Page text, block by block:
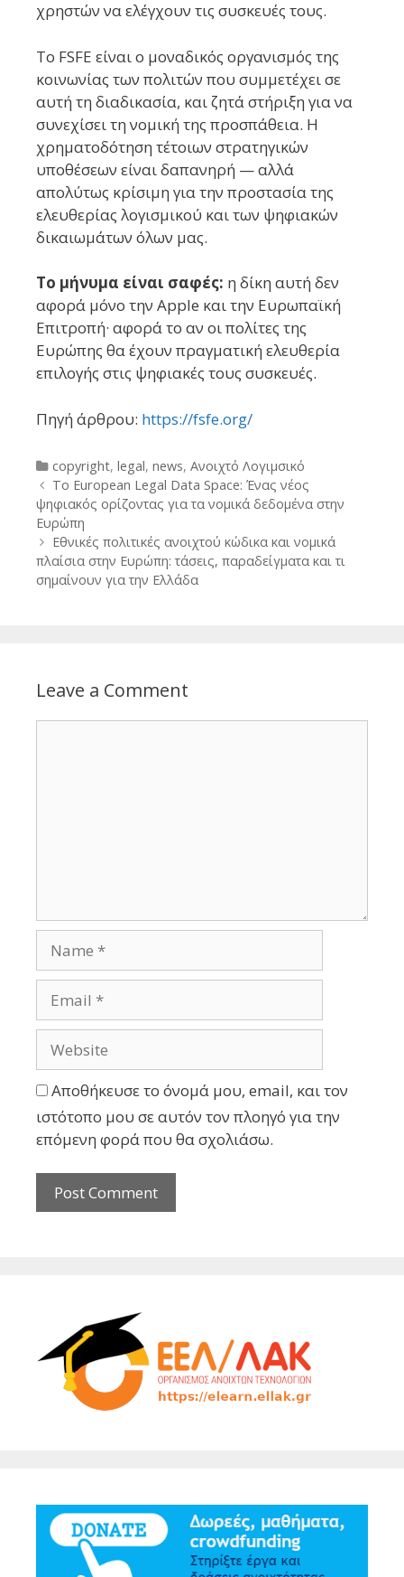
χρηστών να ελέγχουν τις συσκευές τους.
To FSFE είναι ο μοναδικός οργανισμός της
κοινωνίας των πολιτών που συμμετέχει σε
αυτή τη διαδικασία, και ζητά στήριξη για να
συνεχίσει τη νομική της προσπάθεια. Η
χρηματοδότηση τέτοιων στρατηγικών
υποθέσεων είναι δαπανηρή — αλλά
απολύτως κρίσιμη για την προστασία της
ελευθερίας λογισμικού και των ψηφιακών
δικαιωμάτων όλων μας.
Το μήνυμα είναι σαφές: η δίκη αυτή δεν
αφορά μόνο την Apple και την Ευρωπαϊκή
Επιτροπή· αφορά το αν οι πολίτες της
Ευρώπης θα έχουν πραγματική ελευθερία
επιλογής στις ψηφιακές τους συσκευές.
Πηγή άρθρου: https://fsfe.org/
Categories
copyright, legal, news, Ανοιχτό Λογιμσικό
Post
navigation
Το European Legal Data Space: Ένας νέος
ψηφιακός ορίζοντας για τα νομικά δεδομένα στην
Ευρώπη
Εθνικές πολιτικές ανοιχτού κώδικα και νομικά
πλαίσια στην Ευρώπη: τάσεις, παραδείγματα και τι
σημαίνουν για την Ελλάδα
Leave a Comment
Αποθήκευσε το όνομά μου, email, και τον
ιστότοπο μου σε αυτόν τον πλοηγό για την
επόμενη φορά που θα σχολιάσω.